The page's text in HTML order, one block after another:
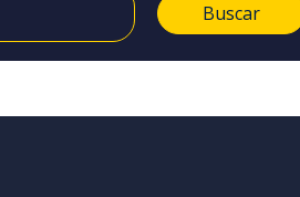
Buscar